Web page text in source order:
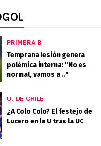
PRIMERA B
Temprana lesión genera
polémica interna: "No es
normal, vamos a..."
U. DE CHILE
¿A Colo Colo? El festejo de
Lucero en la U tras la UC